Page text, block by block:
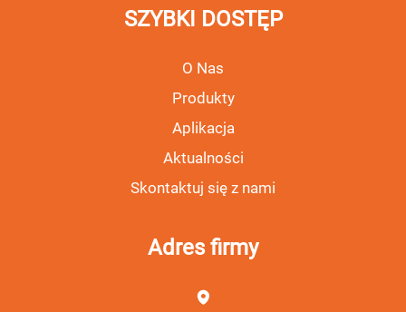
SZYBKI DOSTĘP
O Nas
Produkty
Aplikacja
Aktualności
Skontaktuj się z nami
Adres firmy